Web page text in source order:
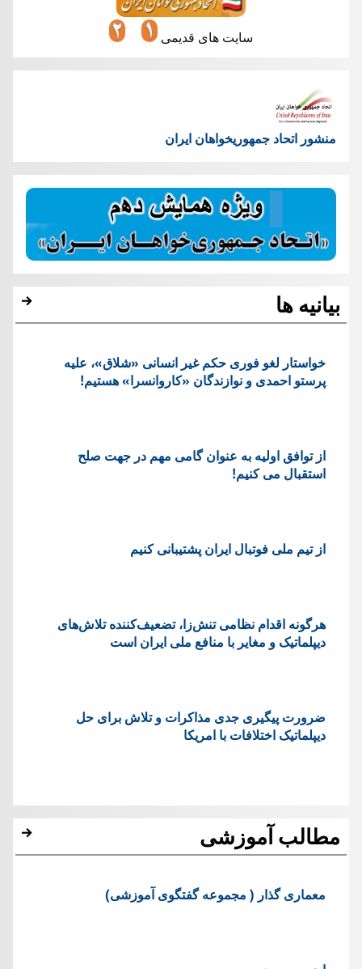
سایت های قدیمی
منشور اتحاد جمهوریخواهان ایران
بیانیه ها
خواستار لغو فوری حکم غیر انسانی «شلاق»، علیه
پرستو احمدی و نوازندگان «کاروانسرا» هستیم!
از توافق اولیه به عنوان گامی مهم در جهت صلح
استقبال می کنیم!
از تیم ملی فوتبال ایران پشتیبانی کنیم
هرگونه اقدام نظامی تنش‌زا، تضعیف‌کننده تلاش‌های
دیپلماتیک و مغایر با منافع ملی ایران است
ضرورت پیگیری جدی مذاکرات و تلاش برای حل
دیپلماتیک اختلافات با امریکا
مطالب آموزشی
معماری گذار ( مجموعه گفتگوی آموزشی)